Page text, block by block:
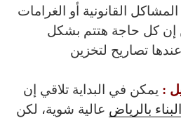
القانونية أو الغرامات
إن كل حاجة هتتم بشكل
تصاريح لتخزين
: يمكن في البداية تلاقي إن
بالرياض عالية شوية، لكن